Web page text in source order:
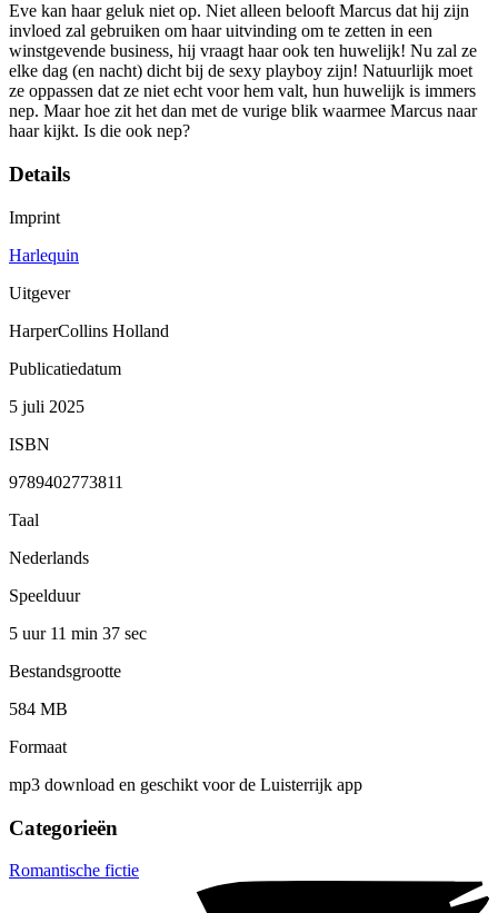
Eve kan haar geluk niet op. Niet alleen belooft Marcus dat hij zijn
invloed zal gebruiken om haar uitvinding om te zetten in een
winstgevende business, hij vraagt haar ook ten huwelijk! Nu zal ze
elke dag (en nacht) dicht bij de sexy playboy zijn! Natuurlijk moet
ze oppassen dat ze niet echt voor hem valt, hun huwelijk is immers
nep. Maar hoe zit het dan met de vurige blik waarmee Marcus naar
haar kijkt. Is die ook nep?
Details
Imprint
Harlequin
Uitgever
HarperCollins Holland
Publicatiedatum
5 juli 2025
ISBN
9789402773811
Taal
Nederlands
Speelduur
5 uur 11 min 37 sec
Bestandsgrootte
584 MB
Formaat
mp3 download en geschikt voor de Luisterrijk app
Categorieën
Romantische fictie